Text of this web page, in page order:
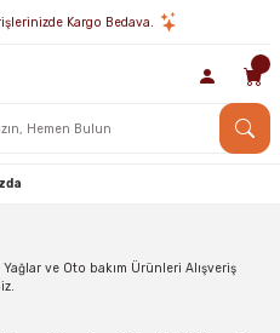
Kargo Bedava.
ve Oto bakım Ürünleri Alışveriş